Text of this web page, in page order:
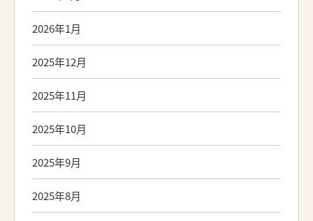
2026年1月
2025年12月
2025年11月
2025年10月
2025年9月
2025年8月